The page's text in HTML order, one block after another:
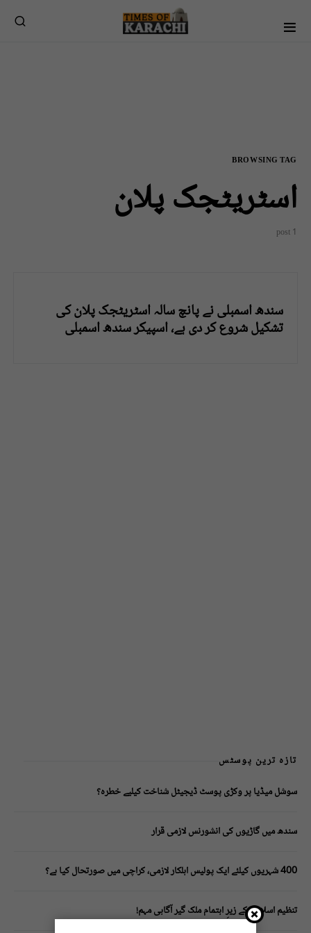
BROWSING TAG
اسٹریٹجک پلان
1 post
سندھ اسمبلی نے پانچ سالہ اسٹریٹجک پلان کی
تشکیل شروع کر دی ہے، اسپیکر سندھ اسمبلی
تازہ ترین پوسٹس
سوشل میڈیا پر وکڑی پوسٹ ڈیجیٹل شناخت کیلیے خطرہ؟
سندھ میں گاڑیوں کی انشورنس لازمی قرار
400 شہریوں کیلئے ایک پولیس اہلکار لازمی، کراچی میں صورتحال کیا ہے؟
تنظیم اسلامی کے زیرِ اہتمام ملک گیر آگاہی مہم!